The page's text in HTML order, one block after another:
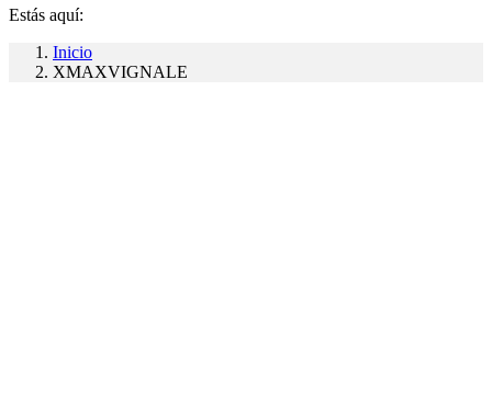
Estás aquí:
Inicio
XMAXVIGNALE